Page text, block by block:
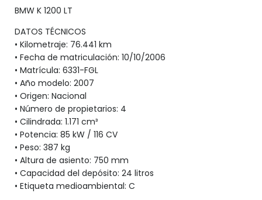
BMW K 1200 LT
DATOS TÉCNICOS
• Kilometraje: 76.441 km
• Fecha de matriculación: 10/10/2006
• Matrícula: 6331-FGL
• Año modelo: 2007
• Origen: Nacional
• Número de propietarios: 4
• Cilindrada: 1.171 cm³
• Potencia: 85 kW / 116 CV
• Peso: 387 kg
• Altura de asiento: 750 mm
• Capacidad del depósito: 24 litros
• Etiqueta medioambiental: C